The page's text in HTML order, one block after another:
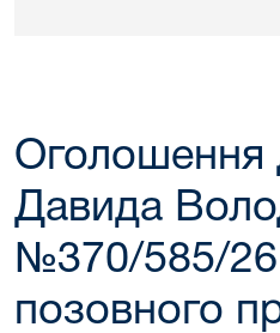
Оголошення
Давида
№370/585/
позовного